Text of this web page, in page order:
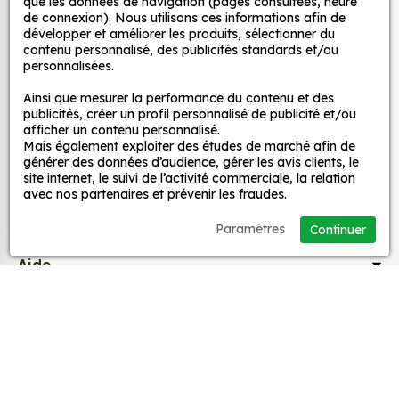
permettent de bénéficier facilement d’autocollants
Dickies de qualité et à petit prix !
Notre autocollant Dickies de qualité
Notre autocollant Dickies est créé pour avoir une
durée de vie longue et une résistance
exceptionnelle aux UV et aux intempéries si vous
choisissez l’option plastifié. Il tiendra aussi bien en
extérieur sur votre véhicule qu’à l’intérieur de votre
maison. Nous imprimons nos autocollants sur du
vinyle de haute qualité, notamment utile pour la
décoration de véhicules, les décorations de vitres
ou vitrines et la décoration d’intérieur. Notre
MPA Déco
Nos services
Nos sites
Aide
de connexion). Nous utilisons ces informations afin de
développer et améliorer les produits, sélectionner du
contenu personnalisé, des publicités standards et/ou
personnalisées.
Ainsi que mesurer la performance du contenu et des
publicités, créer un profil personnalisé de publicité et/ou
afficher un contenu personnalisé.
Mais également exploiter des études de marché afin de
générer des données d’audience, gérer les avis clients, le
site internet, le suivi de l’activité commerciale, la relation
avec nos partenaires et prévenir les fraudes.
Continuer
Paramétres